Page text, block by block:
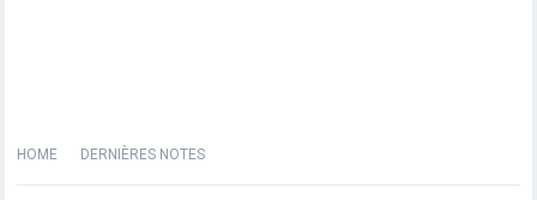
HOME DERNIÈRES NOTES